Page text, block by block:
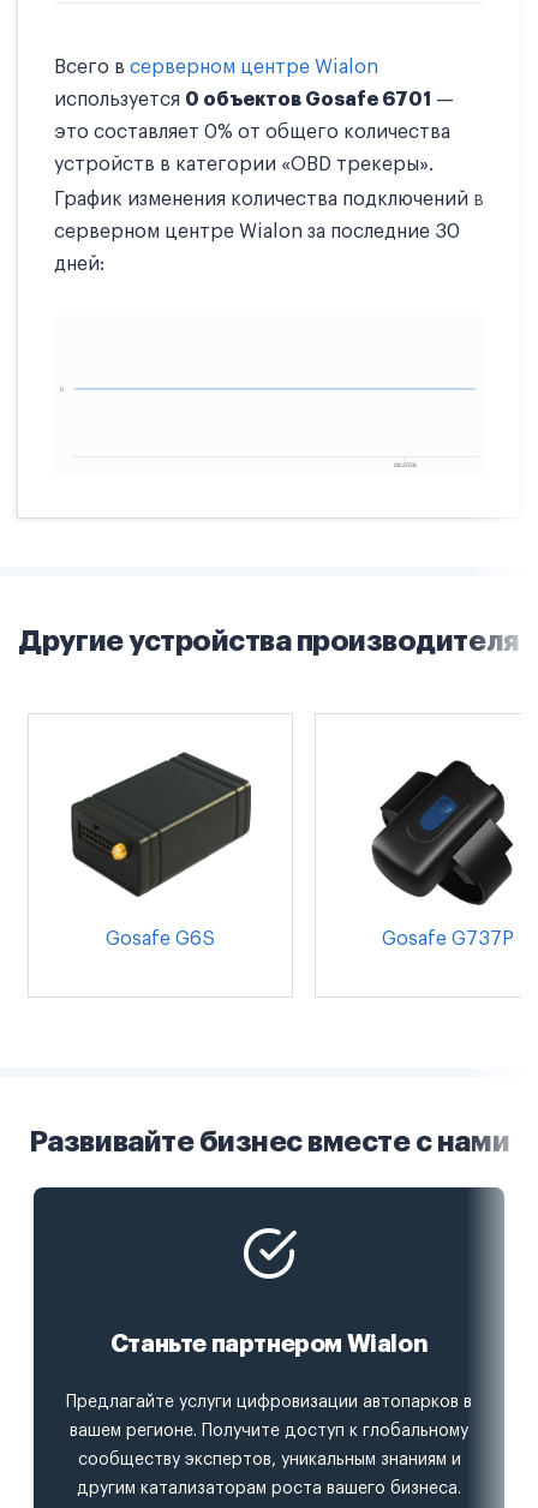
Всего в серверном центре Wialon
используется 0 объектов Gosafe 6701 —
это составляет 0% от общего количества
устройств в категории «OBD трекеры».
График изменения количества подключений в
серверном центре Wialon за последние 30
дней:
Другие устройства производителя
Gosafe G6S Gosafe G737P
Развивайте бизнес вместе с нами
Станьте партнером Wialon
Предлагайте услуги цифровизации автопарков в
вашем регионе. Получите доступ к глобальному
сообществу экспертов, уникальным знаниям и
другим катализаторам роста вашего бизнеса.